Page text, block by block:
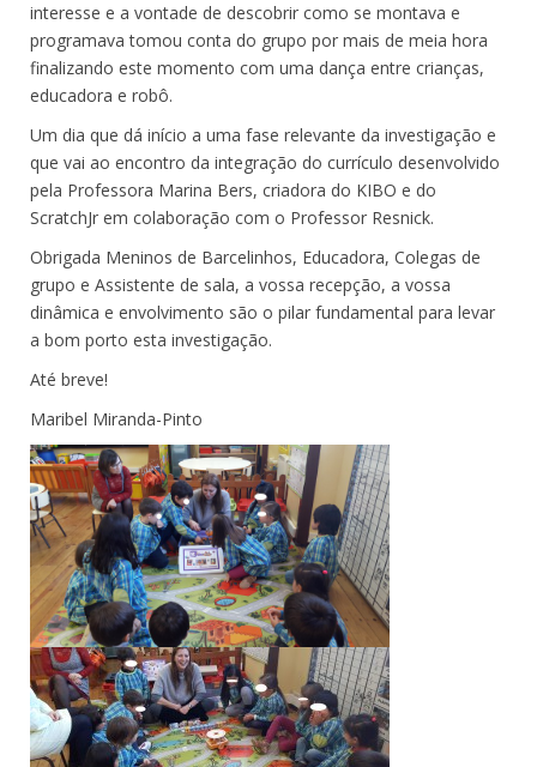
interesse e a vontade de descobrir como se montava e
programava tomou conta do grupo por mais de meia hora
finalizando este momento com uma dança entre crianças,
educadora e robô.
Um dia que dá início a uma fase relevante da investigação e
que vai ao encontro da integração do currículo desenvolvido
pela Professora Marina Bers, criadora do KIBO e do
ScratchJr em colaboração com o Professor Resnick.
Obrigada Meninos de Barcelinhos, Educadora, Colegas de
grupo e Assistente de sala, a vossa recepção, a vossa
dinâmica e envolvimento são o pilar fundamental para levar
a bom porto esta investigação.
Até breve!
Maribel Miranda-Pinto